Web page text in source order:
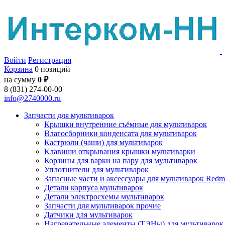
Войти Регистрация
Корзина 0 позиций
на сумму 0 ₽
8 (831) 274-00-00
info@2740000.ru
Запчасти для мультиварок
Крышки внутренние съёмные для мультиварок
Влагосборники конденсата для мультиварок
Кастрюли (чаши) для мультиварок
Клавиши открывания крышки мультиварки
Корзины для варки на пару для мультиварок
Уплотнители для мультиварок
Запасные части и аксессуары для мультиварок
Детали корпуса мультиварок
Детали электросхемы мультиварок
Запчасти для мультиварок прочие
Датчики для мультиварок